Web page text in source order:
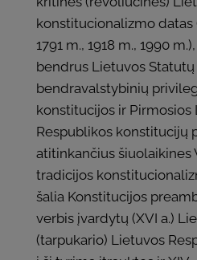
konstitucionalizmo datas
1791 m., 1918 m., 1990
bendrus Lietuvos Statutų
bendravalstybinių
konstitucijos ir Pirmosios
Respublikos konstitucijų
atitinkančius šiuolaikines
tradicijos
šalia Konstitucijos
verbis įvardytų (XVI a.)
(tarpukario) Lietuvos